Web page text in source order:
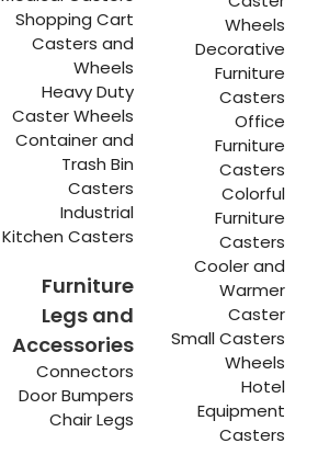
Wheels
Decorative
Furniture
Casters
Office
Furniture
Casters
Colorful
Furniture
Casters
Cooler and
Warmer
Caster
Small Casters
Wheels
Hotel
Equipment
Casters
Shopping Cart
Casters and
Wheels
Heavy Duty
Caster Wheels
Container and
Trash Bin
Casters
Industrial
Kitchen Casters
Furniture
Legs and
Accessories
Connectors
Door Bumpers
Chair Legs